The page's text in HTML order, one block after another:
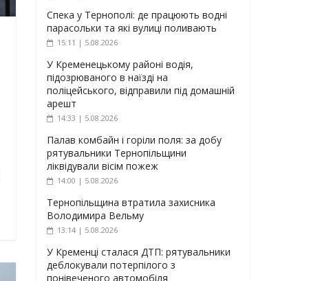
Спека у Тернополі: де працюють водні
парасольки та які вулиці поливають
15:11 | 5.08.2026
У Кременецькому районі водія,
підозрюваного в наїзді на
поліцейського, відправили під домашній
арешт
14:33 | 5.08.2026
Палав комбайн і горіли поля: за добу
рятувальники Тернопільщини
ліквідували вісім пожеж
14:00 | 5.08.2026
Тернопільщина втратила захисника
Володимира Вельму
13:14 | 5.08.2026
У Кременці сталася ДТП: рятувальники
деблокували потерпілого з
понівеченого автомобіля